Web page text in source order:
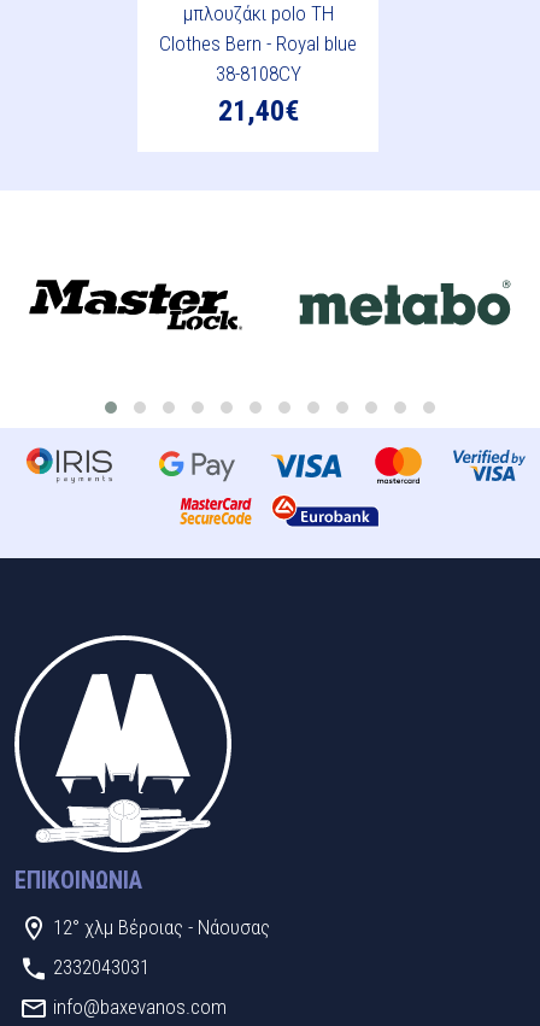
μπλουζάκι polo TH
Clothes Bern - Royal blue
38-8108CY
21,40€
ΕΠΙΚΟΙΝΩΝΊΑ
12° χλμ Βέροιας - Νάουσας
2332043031
info@baxevanos.com